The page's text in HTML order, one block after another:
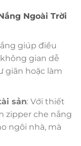
Ngoài Trời
giúp điều
gian dễ
giãn hoặc làm
sản: Với thiết
zipper che nắng
ngôi nhà, mà